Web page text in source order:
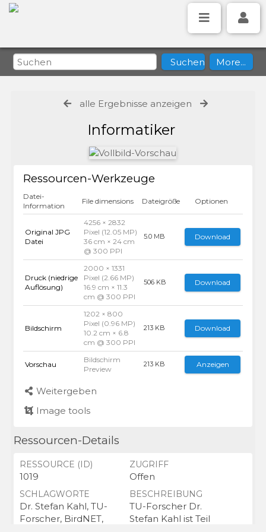
alle Ergebnisse anzeigen
Informatiker
Ressourcen-Werkzeuge
Datei-
Information
File dimensions Dateigröße Optionen
Original JPG
Datei
4256 × 2832
Pixel (12.05 MP)
36 cm × 24 cm
@ 300 PPI
5.0 MB Download
Druck (niedrige
Auflösung)
2000 × 1331
Pixel (2.66 MP)
16.9 cm × 11.3
cm @ 300 PPI
506 KB Download
Bildschirm
1202 × 800
Pixel (0.96 MP)
10.2 cm × 6.8
cm @ 300 PPI
213 KB Download
Vorschau
Bildschirm
Preview
213 KB Anzeigen
Weitergeben
Image tools
Ressourcen-Details
RESSOURCE (ID)
1019
ZUGRIFF
Offen
SCHLAGWORTE
Dr. Stefan Kahl, TU-
Forscher, BirdNET,
BESCHREIBUNG
TU-Forscher Dr.
Stefan Kahl ist Teil